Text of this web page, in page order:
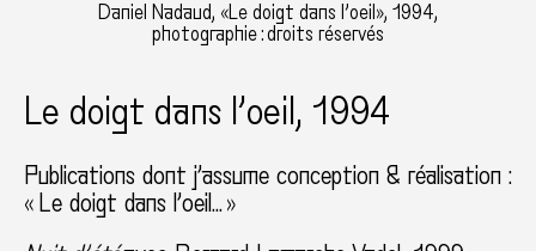
Daniel Nadaud, «Le doigt dans l’oeil», 1994,
photographie : droits réservés
Le doigt dans l’oeil, 1994
Publications dont j’assume conception & réalisation :
« Le doigt dans l’oeil… »